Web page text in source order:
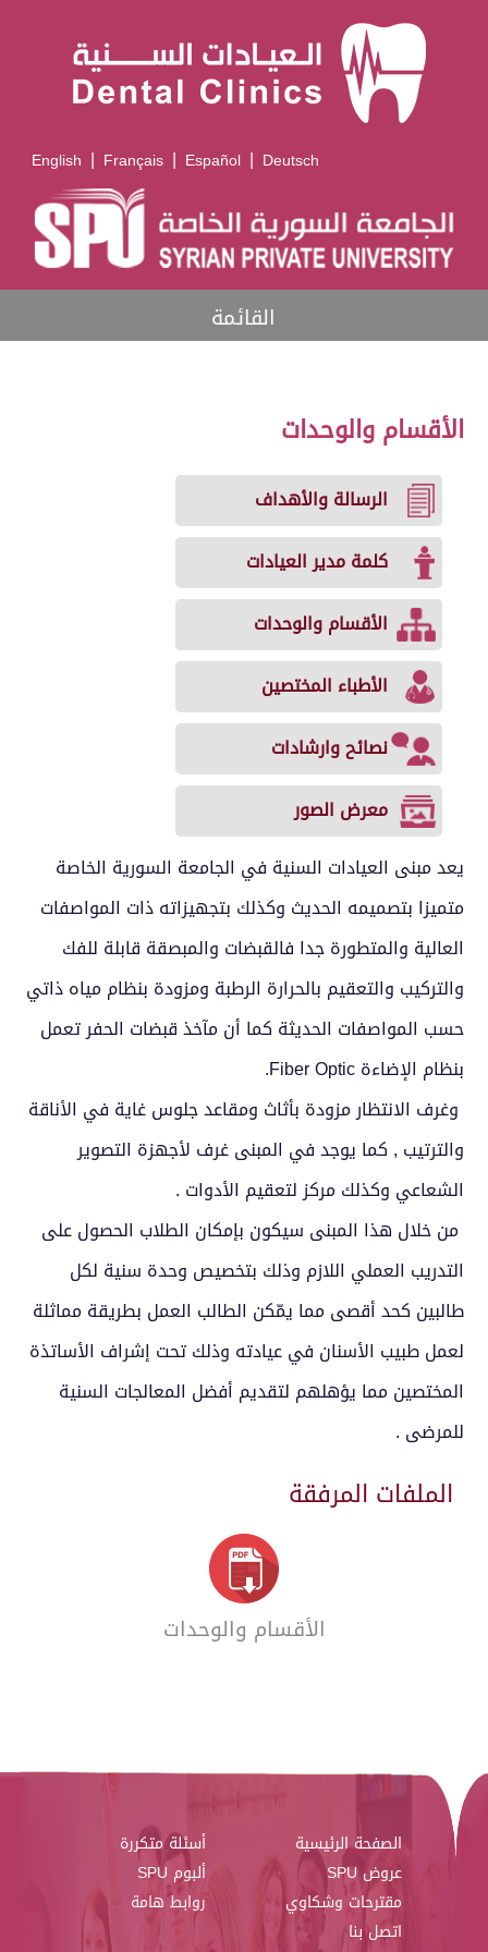
English | Français | Español | Deutsch
القائمة
الأقسام والوحدات
الرسالة والأهداف
كلمة مدير العيادات
الأقسام والوحدات
الأطباء المختصين
نصائح وارشادات
معرض الصور
يعد مبنى العيادات السنية في الجامعة السورية الخاصة
متميزا بتصميمه الحديث وكذلك بتجهيزاته ذات المواصفات
العالية والمتطورة جدا فالقبضات والمبصقة قابلة للفك
والتركيب والتعقيم بالحرارة الرطبة ومزودة بنظام مياه ذاتي
حسب المواصفات الحديثة كما أن مآخذ قبضات الحفر تعمل
بنظام الإضاءة Fiber Optic.
وغرف الانتظار مزودة بأثاث ومقاعد جلوس غاية في الأناقة
والترتيب , كما يوجد في المبنى غرف لأجهزة التصوير
الشعاعي وكذلك مركز لتعقيم الأدوات .
من خلال هذا المبنى سيكون بإمكان الطلاب الحصول على
التدريب العملي اللازم وذلك بتخصيص وحدة سنية لكل
طالبين كحد أقصى مما يمّكن الطالب العمل بطريقة مماثلة
لعمل طبيب الأسنان في عيادته وذلك تحت إشراف الأساتذة
المختصين مما يؤهلهم لتقديم أفضل المعالجات السنية
للمرضى .
الملفات المرفقة
الأقسام والوحدات
الصفحة الرئيسية
أسئلة متكررة
عروض SPU
ألبوم SPU
مقترحات وشكاوي
روابط هامة
اتصل بنا